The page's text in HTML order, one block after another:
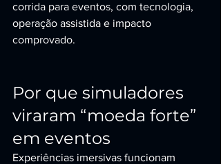
corrida para eventos, com tecnologia,
operação assistida e impacto
comprovado.
Por que simuladores
viraram “moeda forte”
em eventos
Experiências imersivas funcionam